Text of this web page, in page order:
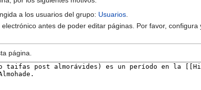
a los usuarios del grupo: Usuarios
antes de poder editar páginas. Por favor,
página.